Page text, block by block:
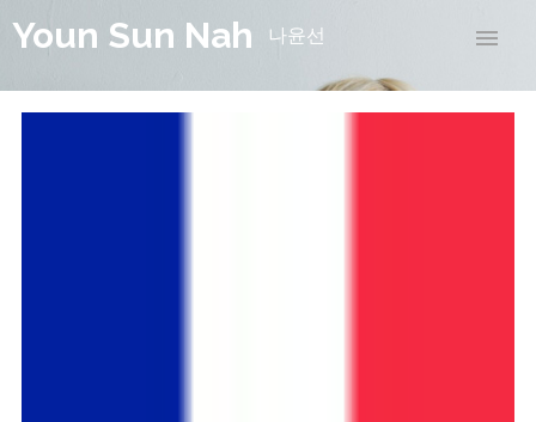
Youn Sun Nah 나윤선